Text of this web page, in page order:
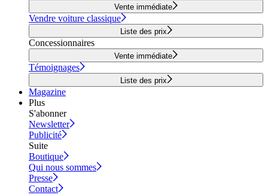
Vente immédiate
Vendre voiture classique
Liste des prix
Concessionnaires
Vente immédiate
Témoignages
Liste des prix
Magazine
Plus
S'abonner
Newsletter
Publicité
Suite
Boutique
Qui nous sommes
Presse
Contact